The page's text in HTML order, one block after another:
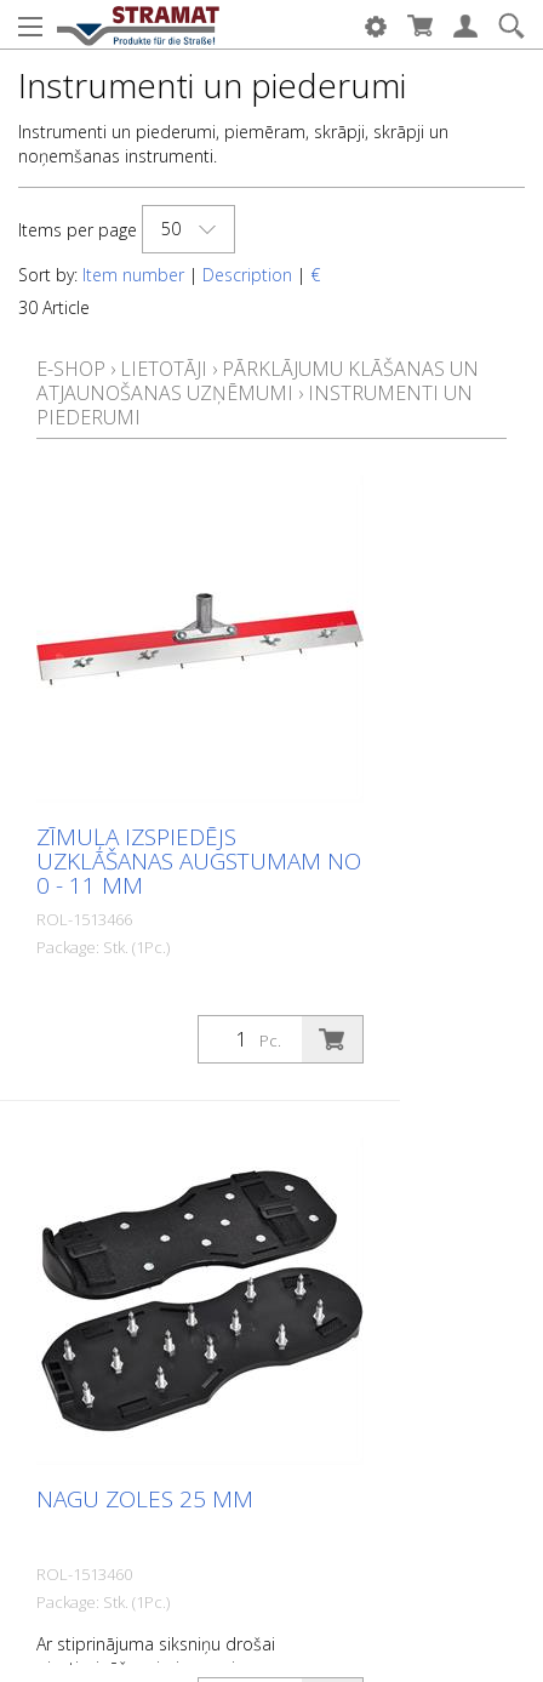
Instrumenti un piederumi
Instrumenti un piederumi, piemēram, skrāpji, skrāpji un
noņemšanas instrumenti.
Items per page
50
Sort by: Item number | Description | €
30 Article
E-SHOP › LIETOTĀJI › PĀRKLĀJUMU KLĀŠANAS UN
ATJAUNOŠANAS UZŅĒMUMI › INSTRUMENTI UN
PIEDERUMI
ZĪMUĻA IZSPIEDĒJS
UZKLĀŠANAS AUGSTUMAM NO
0 - 11 MM
ROL-1513466
Package: Stk. (1Pc.)
Pc.
NAGU ZOLES 25 MM
ROL-1513460
Package: Stk. (1Pc.)
Ar stiprinājuma siksniņu drošai
piestiprināšanai pie apaviem.